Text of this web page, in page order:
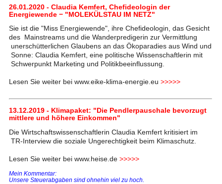
26.01.2020 - Claudia Kemfert, Chefideologin der
Energiewende − "MOLEKÜLSTAU IM NETZ"
Sie ist die "Miss Energiewende", ihre Chefideologin, das Gesicht
des Mainstreams und die Wanderpredigerin zur Vermittlung
unerschütterlichen Glaubens an das Ökoparadies aus Wind und
Sonne: Claudia Kemfert, eine politische Wissenschaftlerin mit
Schwerpunkt Marketing und Politikbeeinflussung.
Lesen Sie weiter bei www.eike-klima-energie.eu >>>>>
13.12.2019 - Klimapaket: "Die Pendlerpauschale bevorzugt
mittlere und höhere Einkommen"
Die Wirtschaftswissenschaftlerin Claudia Kemfert kritisiert im
TR-Interview die soziale Ungerechtigkeit beim Klimaschutz.
Lesen Sie weiter bei www.heise.de >>>>>
Mein Kommentar:
Unsere Steuerabgaben sind ohnehin viel zu hoch.